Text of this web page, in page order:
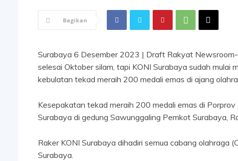
Bagikan
Surabaya 6 Desember 2023 | Draft Rakyat
selesai Oktober silam, tapi KONI Surabaya sudah
kebulatan tekad meraih 200 medali emas di ajang
Kesepakatan tekad meraih 200 medali emas di
Surabaya di gedung Sawunggaling Pemkot Surabaya,
Raker KONI Surabaya dihadiri semua cabang olahraga
Surabaya.